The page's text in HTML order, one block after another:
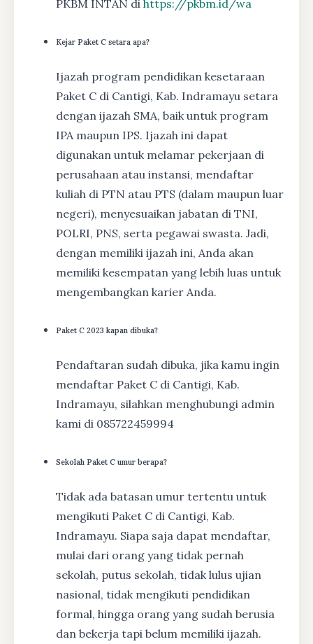
PKBM INTAN di https://pkbm.id/wa
Kejar Paket C setara apa?
Ijazah program pendidikan kesetaraan
Paket C di Cantigi, Kab. Indramayu setara
dengan ijazah SMA, baik untuk program
IPA maupun IPS. Ijazah ini dapat
digunakan untuk melamar pekerjaan di
perusahaan atau instansi, mendaftar
kuliah di PTN atau PTS (dalam maupun luar
negeri), menyesuaikan jabatan di TNI,
POLRI, PNS, serta pegawai swasta. Jadi,
dengan memiliki ijazah ini, Anda akan
memiliki kesempatan yang lebih luas untuk
mengembangkan karier Anda.
Paket C 2023 kapan dibuka?
Pendaftaran sudah dibuka, jika kamu ingin
mendaftar Paket C di Cantigi, Kab.
Indramayu, silahkan menghubungi admin
kami di 085722459994
Sekolah Paket C umur berapa?
Tidak ada batasan umur tertentu untuk
mengikuti Paket C di Cantigi, Kab.
Indramayu. Siapa saja dapat mendaftar,
mulai dari orang yang tidak pernah
sekolah, putus sekolah, tidak lulus ujian
nasional, tidak mengikuti pendidikan
formal, hingga orang yang sudah berusia
dan bekerja tapi belum memiliki ijazah.